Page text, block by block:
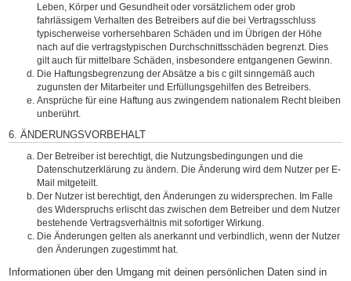
Leben, Körper und Gesundheit oder vorsätzlichem oder grob
fahrlässigem Verhalten des Betreibers auf die bei Vertragsschluss
typischerweise vorhersehbaren Schäden und im Übrigen der Höhe
nach auf die vertragstypischen Durchschnittsschäden begrenzt. Dies
gilt auch für mittelbare Schäden, insbesondere entgangenen Gewinn.
Die Haftungsbegrenzung der Absätze a bis c gilt sinngemäß auch
zugunsten der Mitarbeiter und Erfüllungsgehilfen des Betreibers.
Ansprüche für eine Haftung aus zwingendem nationalem Recht bleiben
unberührt.
6. ÄNDERUNGSVORBEHALT
Der Betreiber ist berechtigt, die Nutzungsbedingungen und die
Datenschutzerklärung zu ändern. Die Änderung wird dem Nutzer per E-
Mail mitgeteilt.
Der Nutzer ist berechtigt, den Änderungen zu widersprechen. Im Falle
des Widerspruchs erlischt das zwischen dem Betreiber und dem Nutzer
bestehende Vertragsverhältnis mit sofortiger Wirkung.
Die Änderungen gelten als anerkannt und verbindlich, wenn der Nutzer
den Änderungen zugestimmt hat.
Informationen über den Umgang mit deinen persönlichen Daten sind in